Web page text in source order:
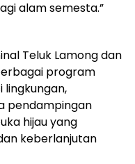
alam semesta.”
Teluk Lamong dan
program
lingkungan,
pendampingan
hijau yang
keberlanjutan